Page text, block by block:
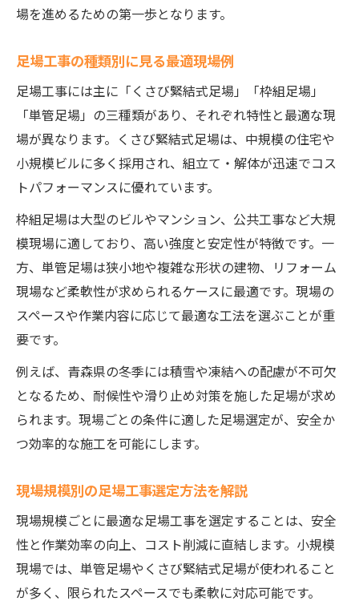
場を進めるための第一歩となります。
足場工事の種類別に見る最適現場例
足場工事には主に「くさび緊結式足場」「枠組足場」
「単管足場」の三種類があり、それぞれ特性と最適な現
場が異なります。くさび緊結式足場は、中規模の住宅や
小規模ビルに多く採用され、組立て・解体が迅速でコス
トパフォーマンスに優れています。
枠組足場は大型のビルやマンション、公共工事など大規
模現場に適しており、高い強度と安定性が特徴です。一
方、単管足場は狭小地や複雑な形状の建物、リフォーム
現場など柔軟性が求められるケースに最適です。現場の
スペースや作業内容に応じて最適な工法を選ぶことが重
要です。
例えば、青森県の冬季には積雪や凍結への配慮が不可欠
となるため、耐候性や滑り止め対策を施した足場が求め
られます。現場ごとの条件に適した足場選定が、安全か
つ効率的な施工を可能にします。
現場規模別の足場工事選定方法を解説
現場規模ごとに最適な足場工事を選定することは、安全
性と作業効率の向上、コスト削減に直結します。小規模
現場では、単管足場やくさび緊結式足場が使われること
が多く、限られたスペースでも柔軟に対応可能です。